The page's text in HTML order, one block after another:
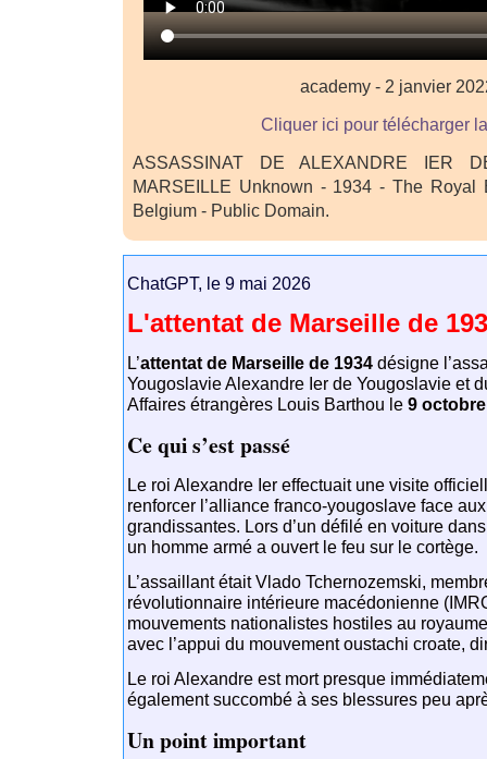
academy - 2 janvier
Cliquer ici pour télécharger
ASSASSINAT DE ALEXANDRE IER
MARSEILLE Unknown - 1934 - The Royal
Belgium - Public Domain.
ChatGPT, le 9 mai 2026
L'attentat de Marseille de
L’attentat de Marseille de 1934 désigne
YougoslavieAlexandre Ier de Yougoslavie et
Affaires étrangères Louis Barthou le9
Ce qui s’est passé
Le roi Alexandre Ier effectuait une visite
renforcer l’alliance franco-yougoslave face
grandissantes. Lors d’un défilé en voiture
un homme armé a ouvert le feu sur le cortège.
L’assaillant étaitVlado Tchernozemski,
révolutionnaire intérieure macédonienne
mouvements nationalistes hostiles au
avec l’appui du mouvement oustachi croate,
Le roi Alexandre est mort presque
également succombé à ses blessures peu
Un point important